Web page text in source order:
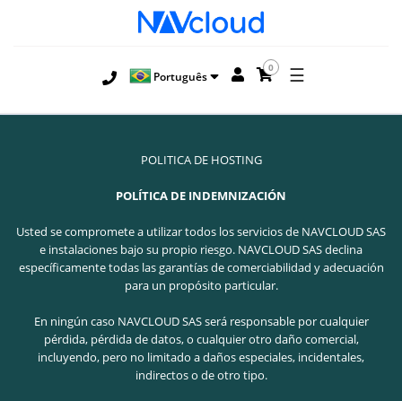
Português
0 ☰
POLITICA DE HOSTING
POLÍTICA DE INDEMNIZACIÓN
Usted se compromete a utilizar todos los servicios de NAVCLOUD SAS
e instalaciones bajo su propio riesgo. NAVCLOUD SAS declina
específicamente todas las garantías de comerciabilidad y adecuación
para un propósito particular.
En ningún caso NAVCLOUD SAS será responsable por cualquier
pérdida, pérdida de datos, o cualquier otro daño comercial,
incluyendo, pero no limitado a daños especiales, incidentales,
indirectos o de otro tipo.